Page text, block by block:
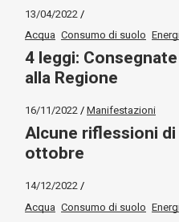
13/04/2022
Acqua Consumo di suolo
4 leggi:
alla Regione
16/11/2022 Manifestazioni
Alcune riflessioni di
ottobre
14/12/2022
Acqua Consumo di suolo